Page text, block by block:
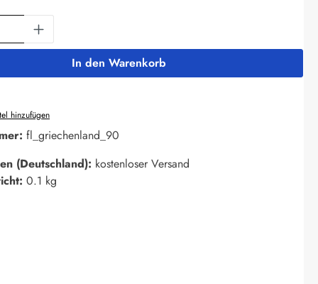
Gib den gewünschten Wert ein
In den Warenkorb
hinzufügen
fl_griechenland_90
(Deutschland): kostenloser Versand
0.1 kg